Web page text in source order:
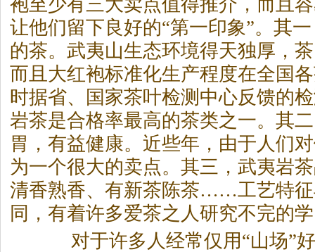
袍至少有三大卖点值得推介，而且
让他们留下良好的“第一印象”。其
的茶。武夷山生态环境得天独厚， 茶
而且大红袍标准化生产程度在全国各
时据省、国家茶叶检测中心反馈的
岩茶是合格率最高的茶类之一。其
胃，有益健康。近些年，由于人们
为一个很大的卖点。其三，武夷岩茶
清香熟香、有新茶陈茶……工艺特征
同，有着许多爱茶之人研究不完的
对于许多人经常仅用“山场”好